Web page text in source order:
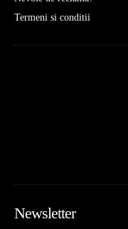
Termeni si conditii
Newsletter